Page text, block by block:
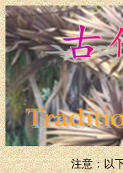
注意：以